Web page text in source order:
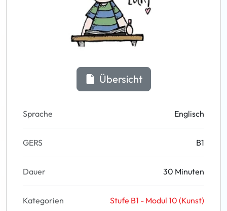
Übersicht
Sprache Englisch
GERS B1
Dauer 30 Minuten
Kategorien Stufe B1 - Modul 10 (Kunst)